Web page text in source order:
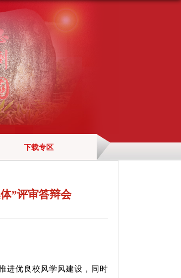
下载专区
”评审答辩会
进优良校风学风建设，同时